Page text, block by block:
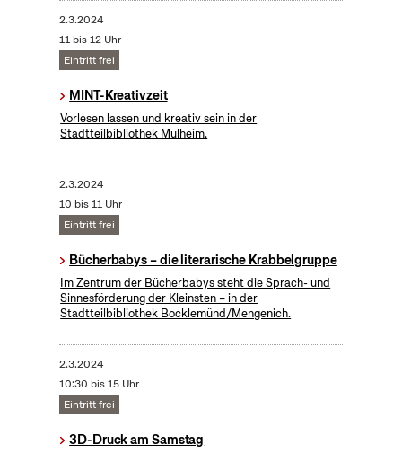
2.3.2024
11 bis 12 Uhr
Eintritt frei
MINT-Kreativzeit
Vorlesen lassen und kreativ sein in der
Stadtteilbibliothek Mülheim.
2.3.2024
10 bis 11 Uhr
Eintritt frei
Bücherbabys – die literarische Krabbelgruppe
Im Zentrum der Bücherbabys steht die Sprach- und
Sinnesförderung der Kleinsten – in der
Stadtteilbibliothek Bocklemünd/Mengenich.
2.3.2024
10:30 bis 15 Uhr
Eintritt frei
3D-Druck am Samstag